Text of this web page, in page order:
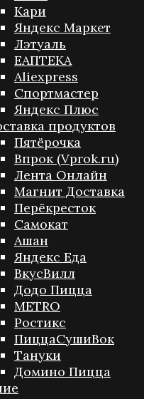
Кари
Яндекс Маркет
Лэтуаль
ЕАПТЕКА
Aliexpress
Спортмастер
Яндекс Плюс
продуктов
Пятёрочка
Впрок (Vprok.ru)
Лента Онлайн
Магнит Доставка
Перёкресток
Самокат
Ашан
Яндекс Еда
ВкусВилл
Додо Пицца
METRO
Ростикс
ПиццаСушиВок
Тануки
Домино Пицца